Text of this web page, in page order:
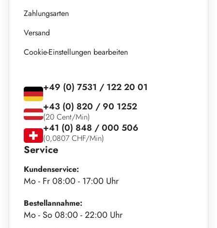
Zahlungsarten
Versand
Cookie-Einstellungen bearbeiten
Service
Kundenservice:
Mo - Fr 08:00 - 17:00 Uhr
Bestellannahme:
Mo - So 08:00 - 22:00 Uhr
+49 (0) 7531 / 122 20 01
+43 (0) 820 / 90 1252
(20 Cent/Min)
+41 (0) 848 / 000 506
(0,0807 CHF/Min)